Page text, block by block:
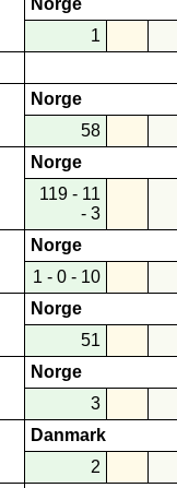
Norge
1
Norge
58
Norge
119 - 11
- 3
Norge
1 - 0 - 10
Norge
51
Norge
3
Danmark
2